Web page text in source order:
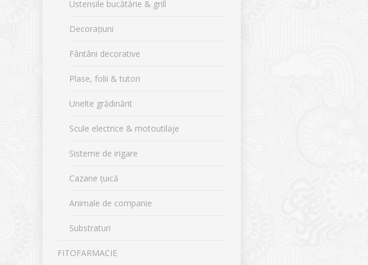
Ustensile bucătărie & grill
Decorațiuni
Fântâni decorative
Plase, folii & tutori
Unelte grădinărit
Scule electrice & motoutilaje
Sisteme de irigare
Cazane țuică
Animale de companie
Substraturi
FITOFARMACIE